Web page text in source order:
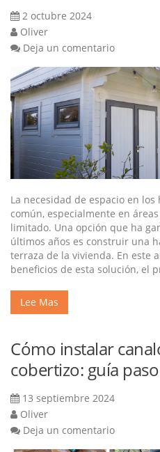
2 octubre 2024
Oliver
Deja un comentario
La necesidad de espacio en los
común, especialmente en
limitado. Una opción que ha
últimos años es construir una
terraza de la vivienda. En este
beneficios de esta solución, el
Lee Mas
Cómo instalar
cobertizo: guía
13 septiembre 2024
Oliver
Deja un comentario